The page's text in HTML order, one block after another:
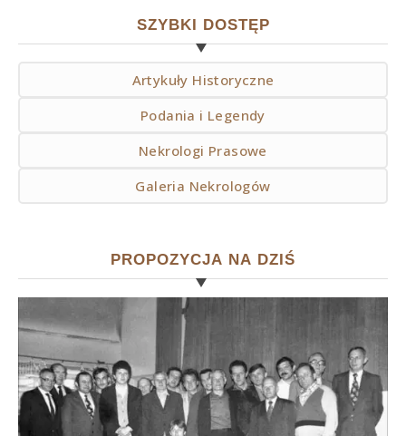
SZYBKI DOSTĘP
Artykuły Historyczne
Podania i Legendy
Nekrologi Prasowe
Galeria Nekrologów
PROPOZYCJA NA DZIŚ